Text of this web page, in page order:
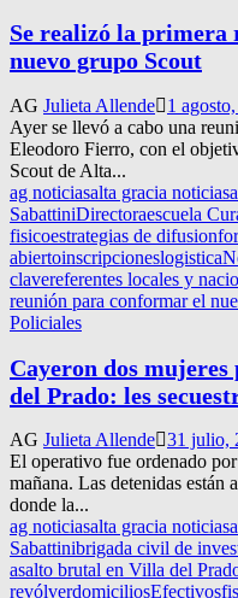
Se realizó la
nuevo grupo Scout
AG Julieta Allende 1
Ayer se llevó a cabo una
Eleodoro Fierro, con el
Scout de Alta...
ag noticiasalta gracia noticias
SabattiniDirectoraescuela
fisicoestrategias de difusion
abiertoinscripcioneslogistica
clavereferentes locales y
reunión para conformar el
Policiales
Cayeron dos
del Prado: les
AG Julieta Allende 31 julio,
El operativo fue ordenado
mañana. Las detenidas están
donde la...
ag noticiasalta gracia noticias
Sabattinibrigada civil de
asalto brutal en Villa del
revólverdomiciliosEfectivos